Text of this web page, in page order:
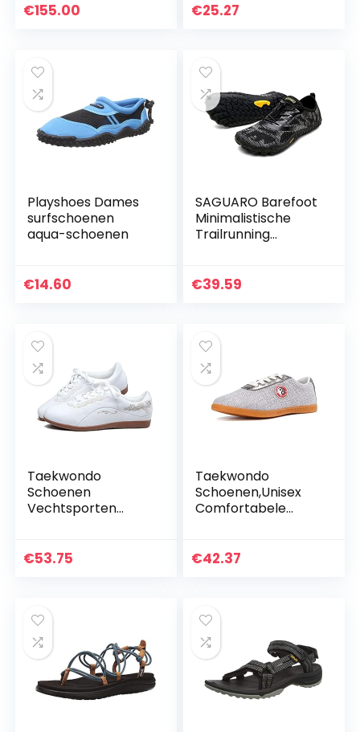
€155.00 €25.27
Playshoes Dames
surfschoenen
aqua-schoenen
€14.60
SAGUARO Barefoot
Minimalistische
Trailrunning
Lichtgewicht
€39.59
Taekwondo
Schoenen
Vechtsporten
Schoenen Sport
Kung Fu…
€53.75
Taekwondo
Schoenen,Unisex
Comfortabele
Chi Sport
€42.37